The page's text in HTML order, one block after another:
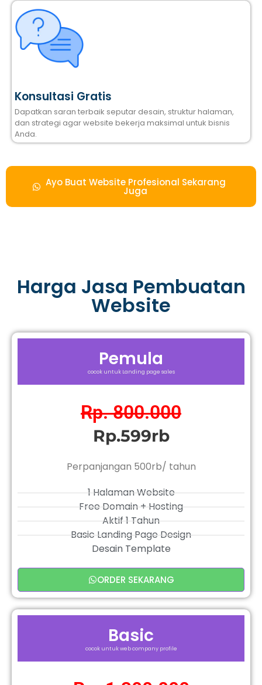
Konsultasi Gratis
Dapatkan saran terbaik seputar desain, struktur halaman,
dan strategi agar website bekerja maksimal untuk bisnis
Anda.
Ayo Buat Website Profesional Sekarang
Juga
Harga Jasa Pembuatan
Website
Pemula
cocok untuk Landing page sales
Rp. 800.000
Rp.599rb
Perpanjangan 500rb/ tahun
1 Halaman Website
Free Domain + Hosting
Aktif 1 Tahun
Basic Landing Page Design
Desain Template
ORDER SEKARANG
Basic
cocok untuk web company profile